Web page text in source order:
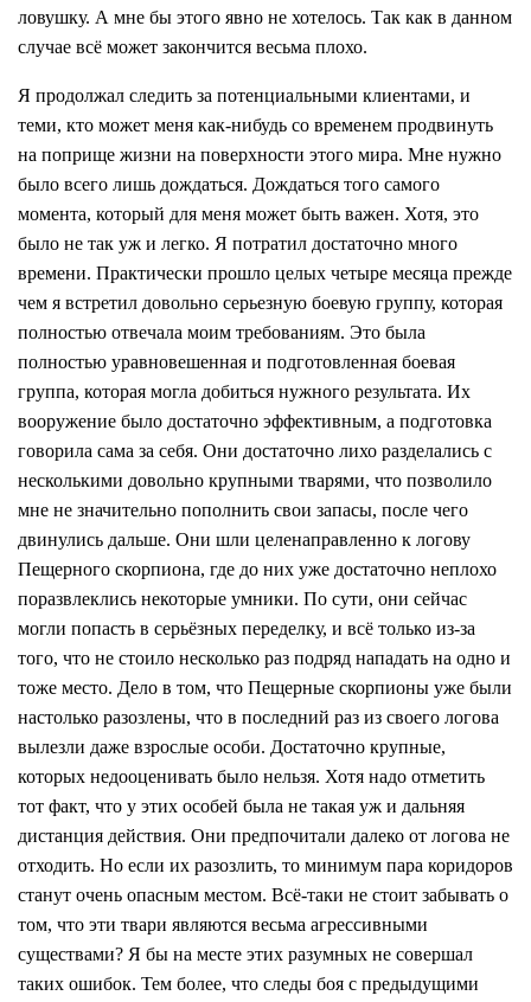
ловушку. А мне бы этого явно не хотелось. Так как в данном
случае всё может закончится весьма плохо.
Я продолжал следить за потенциальными клиентами, и
теми, кто может меня как-нибудь со временем продвинуть
на поприще жизни на поверхности этого мира. Мне нужно
было всего лишь дождаться. Дождаться того самого
момента, который для меня может быть важен. Хотя, это
было не так уж и легко. Я потратил достаточно много
времени. Практически прошло целых четыре месяца прежде
чем я встретил довольно серьезную боевую группу, которая
полностью отвечала моим требованиям. Это была
полностью уравновешенная и подготовленная боевая
группа, которая могла добиться нужного результата. Их
вооружение было достаточно эффективным, а подготовка
говорила сама за себя. Они достаточно лихо разделались с
несколькими довольно крупными тварями, что позволило
мне не значительно пополнить свои запасы, после чего
двинулись дальше. Они шли целенаправленно к логову
Пещерного скорпиона, где до них уже достаточно неплохо
поразвлеклись некоторые умники. По сути, они сейчас
могли попасть в серьёзных переделку, и всё только из-за
того, что не стоило несколько раз подряд нападать на одно и
тоже место. Дело в том, что Пещерные скорпионы уже были
настолько разозлены, что в последний раз из своего логова
вылезли даже взрослые особи. Достаточно крупные,
которых недооценивать было нельзя. Хотя надо отметить
тот факт, что у этих особей была не такая уж и дальняя
дистанция действия. Они предпочитали далеко от логова не
отходить. Но если их разозлить, то минимум пара коридоров
станут очень опасным местом. Всё-таки не стоит забывать о
том, что эти твари являются весьма агрессивными
существами? Я бы на месте этих разумных не совершал
таких ошибок. Тем более, что следы боя с предыдущими